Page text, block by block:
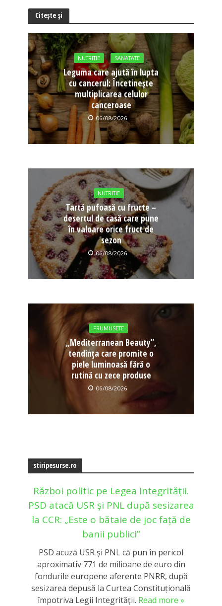
Citește și
NUTRITIE SANATATE
Leguma care ajută în lupta
cu cancerul: Încetinește
multiplicarea celulor
canceroase
06/08/2026
NUTRITIE
Tartă pufoasă cu fructe –
desertul de casă care pune
în valoare orice fruct de
sezon
06/08/2026
FRUMUSETE
„Mediterranean Beauty”,
tendința care promite o
piele luminoasă fără o
rutină cu zece produse
06/08/2026
stiripesurse.ro
Război politic pe Legea Integrității.
PSD atacă USR și PNL după sesizarea
la CCR: „Este o bătaie de joc față de
banii publici”
PSD acuză USR și PNL că pun în pericol
aproximativ 771 de milioane de euro din
fondurile europene aferente PNRR, după
sesizarea depusă la Curtea Constituțională
împotriva Legii Integrității. Read more »